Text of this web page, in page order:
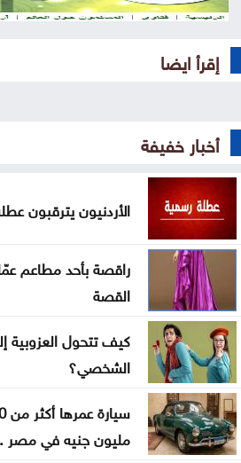
شخصين في القرم
تاريخية لتعزيز أمن المنطقة
أمانة عمّان تحيل عطاء محطة
محلي
إدارة النفايات
إشادة شعبية بالاشتراطات
لتشديد الرقابة
عسل فوق الأنقاض: النحل أيضا
إسبانيا تهدد بإجراءات مضادة إذا
إقرأ ايضا
أخبار خفيفة
الأردنيون يترقبون
راقصة بأحد مطاعم
القصة
كيف تتحول العزوبية
الشخصي؟
مليون جنيه في مصر